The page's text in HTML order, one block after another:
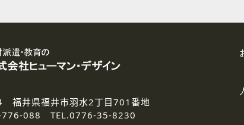
3.個人情報の取り扱いの委託
弊社の定める個人情報保護の評価基準を満たした委託
4.個人情報の開示等について
ご提供いただいた個人情報の開示等（利用目的の通知
福井県福井市羽水2丁目701番地
088 TEL.0776-35-8230